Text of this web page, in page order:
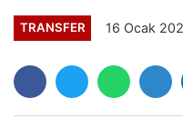
TRANSFER 16 Ocak